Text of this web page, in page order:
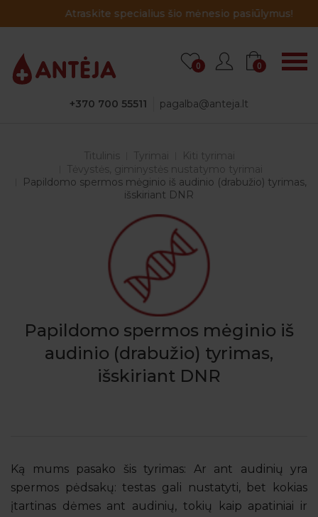
Atraskite specialius šio mėnesio pasiūlymus!
+370 700 55511 pagalba@anteja.lt
0 0
Titulinis Tyrimai
Kiti tyrimai
Tėvystės, giminystės nustatymo tyrimai
Papildomo spermos mėginio iš audinio (drabužio) tyrimas,
išskiriant DNR
Papildomo spermos mėginio iš
audinio (drabužio) tyrimas,
išskiriant DNR
Ką mums pasako šis tyrimas: Ar ant audinių yra
spermos pėdsakų: testas gali nustatyti, bet kokias
įtartinas dėmes ant audinių, tokių kaip apatiniai ir